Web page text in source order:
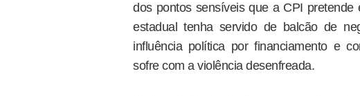
dos pontos sensíveis que a CPI
estadual tenha servido de balcão de
influência política por financiamento e
sofre com a violência desenfreada.